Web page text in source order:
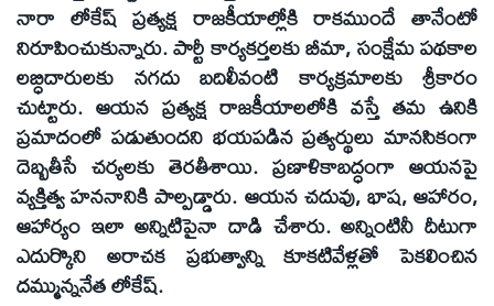
నారా లోకేష్‌ ప్రత్యక్ష రాజకీయాల్లోకి రాకముందే తానేంటో
నిరూపించుకున్నారు. పార్టీ కార్యకర్తలకు బీమా, సంక్షేమ పథకాల
లబ్ధిదారులకు నగదు బదిలీవంటి కార్యక్రమాలకు శ్రీకారం
చుట్టారు. ఆయన ప్రత్యక్ష రాజకీయాలలోకి వస్తే తమ ఉనికి
ప్రమాదంలో పడుతుందని భయపడిన ప్రత్యర్థులు మానసికంగా
దెబ్బతీసే చర్యలకు తెరతీశాయి. ప్రణాళికాబద్ధంగా ఆయనపై
వ్యక్తిత్వ హననానికి పాల్పడ్డారు. ఆయన చదువు, భాష, ఆహారం,
ఆహార్యం ఇలా అన్నిటిపైనా దాడి చేశారు. అన్నింటినీ దీటుగా
ఎదుర్కొని అరాచక ప్రభుత్వాన్ని కూకటివేళ్లతో పెకలించిన
దమ్మున్ననేత లోకేష్‌.